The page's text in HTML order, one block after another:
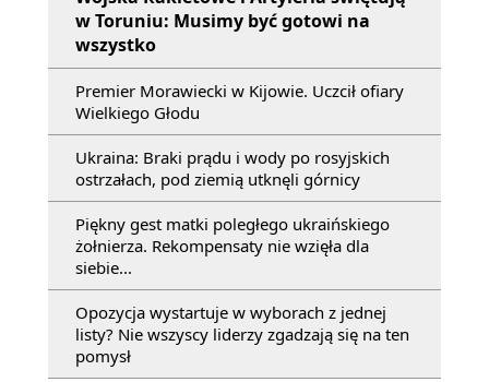
w Toruniu: Musimy być gotowi na
wszystko
Premier Morawiecki w Kijowie. Uczcił ofiary
Wielkiego Głodu
Ukraina: Braki prądu i wody po rosyjskich
ostrzałach, pod ziemią utknęli górnicy
Piękny gest matki poległego ukraińskiego
żołnierza. Rekompensaty nie wzięła dla
siebie...
Opozycja wystartuje w wyborach z jednej
listy? Nie wszyscy liderzy zgadzają się na ten
pomysł